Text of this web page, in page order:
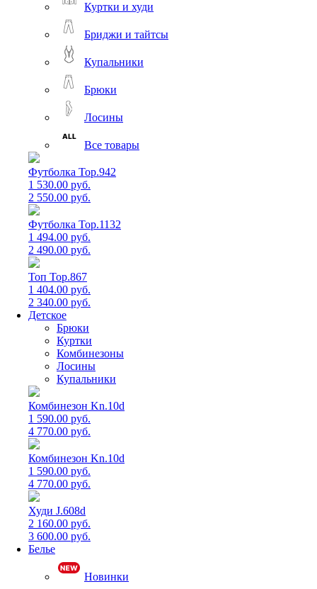
Куртки и худи
Бриджи и тайтсы
Купальники
Брюки
Лосины
Все товары
Футболка Top.942
1 530.00 руб.
2 550.00 руб.
Футболка Top.1132
1 494.00 руб.
2 490.00 руб.
Топ Top.867
1 404.00 руб.
2 340.00 руб.
Детское
Брюки
Куртки
Комбинезоны
Лосины
Купальники
Комбинезон Kn.10d
1 590.00 руб.
4 770.00 руб.
Комбинезон Kn.10d
1 590.00 руб.
4 770.00 руб.
Худи J.608d
2 160.00 руб.
3 600.00 руб.
Белье
Новинки